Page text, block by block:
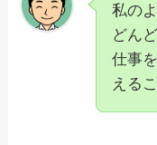
私の
どん
仕事
える